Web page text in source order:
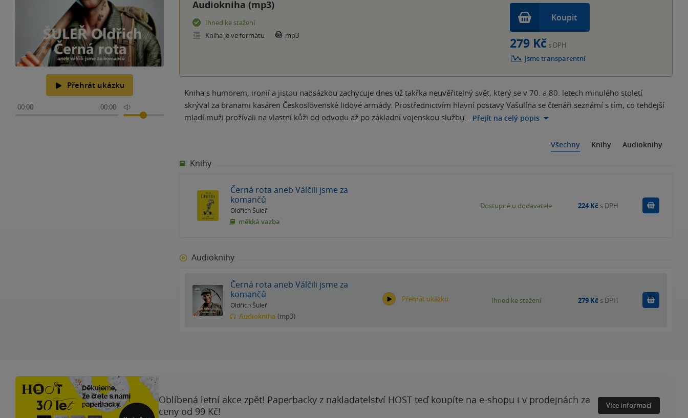
Přehrát ukázku
00:00 00:00
Audiokniha (mp3)
Ihned ke stažení
Kniha je ve formátu
mp3
Koupit
279 Kč s DPH
Jsme transparentní
Kniha s humorem, ironií a jistou nadsázkou zachycuje dnes už takřka neuvěřitelný svět, který se v 70. a 80. letech minulého století
skrýval za branami kasáren Československé lidové armády. Prostřednictvím hlavní postavy Vašulína se čtenáři seznámí s tím, co tehdejší
mladí muži prožívali na vlastní kůži od odvodu až po základní vojenskou službu… Přejít na celý popis
Všechny Knihy Audioknihy
Knihy
Černá rota aneb Válčili jsme za
komančů
Oldřich Šuleř
měkká vazba
Dostupné u dodavatele 224 Kč s DPH
Audioknihy
Černá rota aneb Válčili jsme za
komančů
Oldřich Šuleř
Audiokniha (mp3)
Přehrát ukázku Ihned ke stažení 279 Kč s DPH Koupit
Oblíbená letní akce zpět! Paperbacky z nakladatelství HOST teď koupíte na e-shopu i v prodejnách za
ceny od 99 Kč!
Více informací